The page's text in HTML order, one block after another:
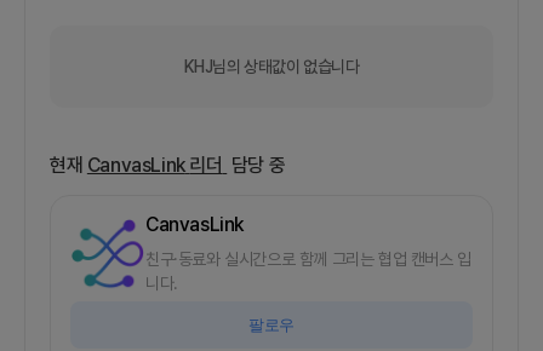
KHJ님의 상태값이 없습니다
현재 CanvasLink 리더 담당 중
CanvasLink
친구·동료와 실시간으로 함께 그리는 협업 캔버스 입
니다.
팔로우